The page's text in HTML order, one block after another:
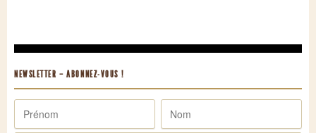
NEWSLETTER – ABONNEZ-VOUS !